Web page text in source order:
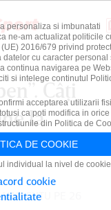
Câţi
la
CUTU
personaliza si imbunatati
ne-am actualizat politicile
2016/679 privind
cu caracter personal
continua navigarea pe
si intelege continutul
acceptarea utilizarii
ca poti modifica in orice
din Politica de
DE COOKIE
individual la nivel de
cookie